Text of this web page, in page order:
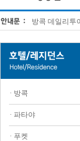
방콕 데일리투
· 방콕
· 파타야
· 푸켓